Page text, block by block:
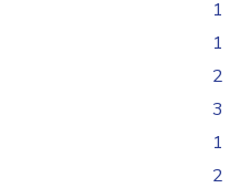
1
1
2
3
1
2